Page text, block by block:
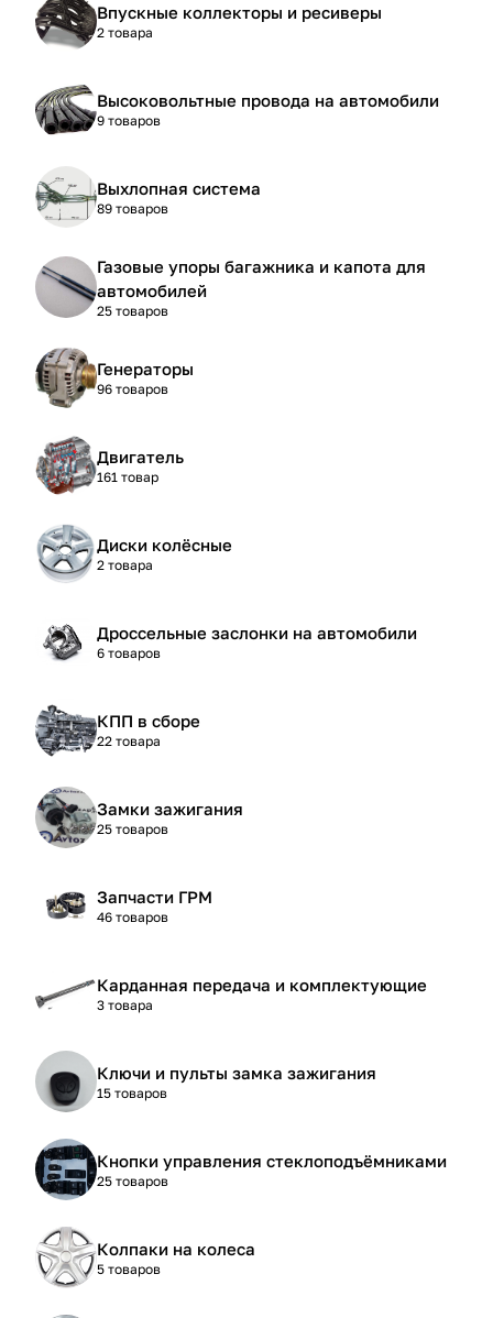
Впускные коллекторы и ресиверы
2 товара
Высоковольтные провода на автомобили
9 товаров
Выхлопная система
89 товаров
Газовые упоры багажника и капота для
автомобилей
25 товаров
Генераторы
96 товаров
Двигатель
161 товар
Диски колёсные
2 товара
Дроссельные заслонки на автомобили
6 товаров
КПП в сборе
22 товара
Замки зажигания
25 товаров
Запчасти ГРМ
46 товаров
Карданная передача и комплектующие
3 товара
Ключи и пульты замка зажигания
15 товаров
Кнопки управления стеклоподъёмниками
25 товаров
Колпаки на колеса
5 товаров